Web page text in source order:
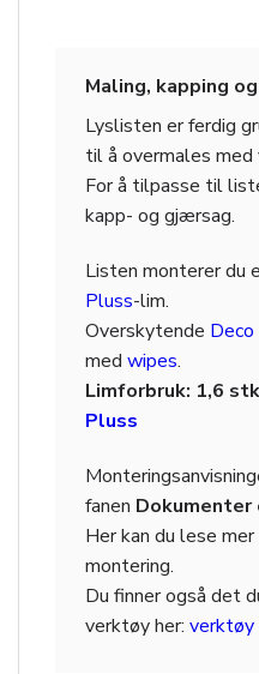
Maling, kapping
Lyslisten er ferdig
til å overmales med
For å tilpasse til
kapp- og gjærsag.
Listen monterer du
Pluss-lim.
Overskytende
med wipes.
Limforbruk: 1,6
Pluss
fanen Dokumenter
Her kan du lese
montering.
Du finner også det
verktøy her: verktøy